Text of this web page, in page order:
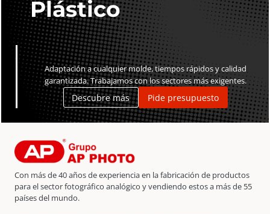
Plástico
Adaptación a cualquier molde, tiempos rápidos y calidad
garantizada. Trabajamos con los sectores más exigentes.
Descubre más Pide presupuesto
Con más de 40 años de experiencia en la fabricación de productos
para el sector fotográfico analógico y vendiendo estos a más de 55
países del mundo.